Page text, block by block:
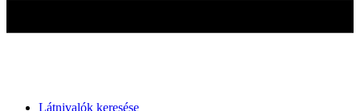
Látnivalók keresése